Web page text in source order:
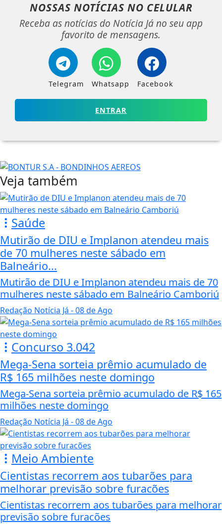
NOSSAS NOTÍCIAS NO CELULAR
Receba as notícias do Notícia Já no seu app
favorito de mensagens.
Telegram Whatsapp Facebook
ENTRAR
Veja também
Saúde
Mutirão de DIU e Implanon atendeu mais
de 70 mulheres neste sábado em
Balneário...
Mutirão de DIU e Implanon atendeu mais de 70
mulheres neste sábado em Balneário Camboriú
Redação Notícia Já - 08 de Ago
Concurso 3.042
Mega-Sena sorteia prêmio acumulado de
R$ 165 milhões neste domingo
Mega-Sena sorteia prêmio acumulado de R$ 165
milhões neste domingo
Redação Notícia Já - 08 de Ago
Meio Ambiente
Cientistas recorrem aos tubarões para
melhorar previsão sobre furacões
Cientistas recorrem aos tubarões para melhorar
previsão sobre furacões